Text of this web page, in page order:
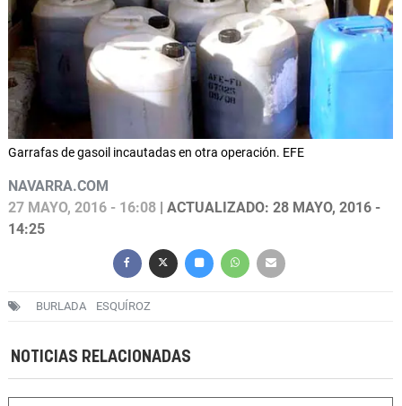
Garrafas de gasoil incautadas en otra operación. EFE
NAVARRA.COM
27 MAYO, 2016 - 16:08 | ACTUALIZADO: 28 MAYO, 2016 -
14:25
BURLADA ESQUÍROZ
NOTICIAS RELACIONADAS